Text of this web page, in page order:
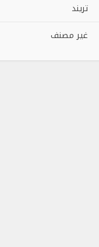
تريند
غير مصنف